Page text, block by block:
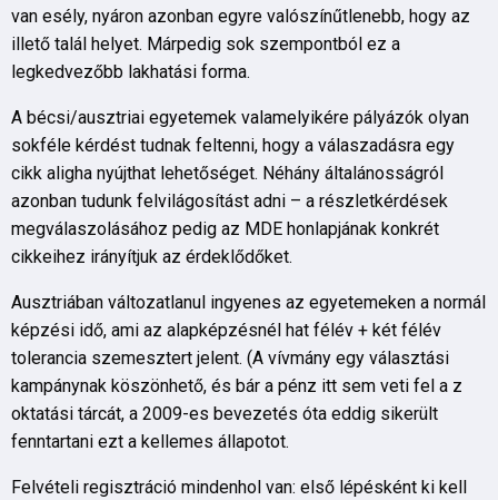
van esély, nyáron azonban egyre valószínűtlenebb, hogy az
illető talál helyet. Márpedig sok szempontból ez a
legkedvezőbb lakhatási forma.
A bécsi/ausztriai egyetemek valamelyikére pályázók olyan
sokféle kérdést tudnak feltenni, hogy a válaszadásra egy
cikk aligha nyújthat lehetőséget. Néhány általánosságról
azonban tudunk felvilágosítást adni – a részletkérdések
megválaszolásához pedig az MDE honlapjának konkrét
cikkeihez irányítjuk az érdeklődőket.
Ausztriában változatlanul ingyenes az egyetemeken a normál
képzési idő, ami az alapképzésnél hat félév + két félév
tolerancia szemesztert jelent. (A vívmány egy választási
kampánynak köszönhető, és bár a pénz itt sem veti fel a z
oktatási tárcát, a 2009-es bevezetés óta eddig sikerült
fenntartani ezt a kellemes állapotot.
Felvételi regisztráció mindenhol van: első lépésként ki kell